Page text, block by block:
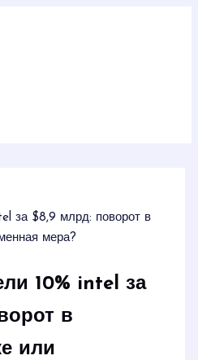
за $8,9 млрд: поворот в
мера?
10% intel за
в
или